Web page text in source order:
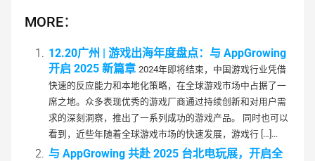
MORE：
12.20广州 | 游戏出海年度盘点：与 AppGrowing
开启 2025 新篇章 2024年即将结束，中国游戏行业凭借
快速的反应能力和本地化策略，在全球游戏市场中占据了一
席之地。众多表现优秀的游戏厂商通过持续创新和对用户需
求的深刻洞察，推出了一系列成功的游戏产品。 同时也可以
看到，近些年随着全球游戏市场的快速发展，游戏行 […]...
与 AppGrowing 共赴 2025 台北电玩展，开启全